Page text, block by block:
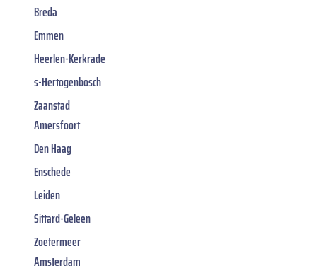
Breda
Emmen
Heerlen-Kerkrade
s-Hertogenbosch
Zaanstad
Amersfoort
Den Haag
Enschede
Leiden
Sittard-Geleen
Zoetermeer
Amsterdam